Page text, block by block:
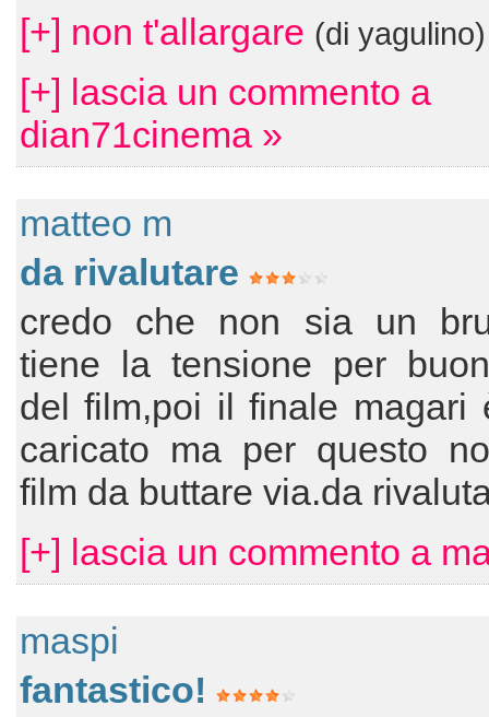
[+] non t'allargare (di yagulino)
[+] lascia un commento a
dian71cinema »
matteo m
da rivalutare
credo che non sia un
tiene la tensione per
del film,poi il finale magari
caricato ma per questo
film da buttare via.da
[+] lascia un commento a
maspi
fantastico!